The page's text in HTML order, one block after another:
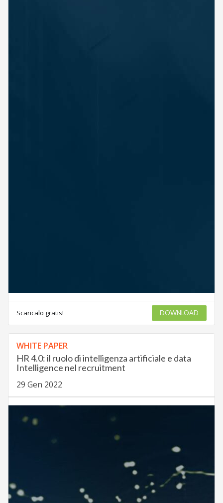
Scaricalo gratis! DOWNLOAD
WHITE PAPER
HR 4.0: il ruolo di intelligenza artificiale e data
Intelligence nel recruitment
29 Gen 2022